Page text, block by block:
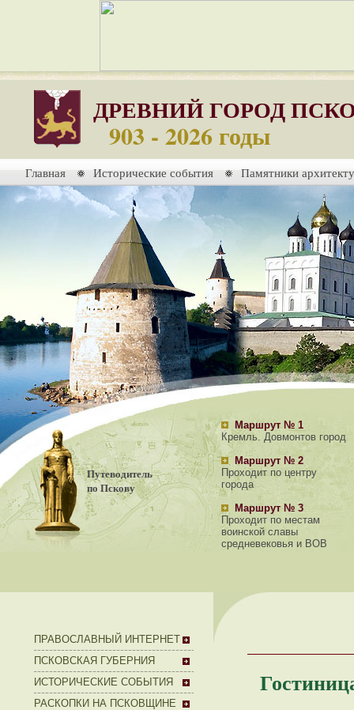
ДРЕВНИЙ ГОРОД
903 - 2026 годы
Главная Исторические события Памятники
Путеводитель
по Пскову
Маршрут № 1
Кремль. Довмонтов город
Маршрут № 2
Проходит по центру
города
Маршрут № 3
Проходит по местам
воинской славы
средневековья и ВОВ
ПРАВОСЛАВНЫЙ ИНТЕРНЕТ
ПСКОВСКАЯ ГУБЕРНИЯ
ИСТОРИЧЕСКИЕ СОБЫТИЯ
РАСКОПКИ НА ПСКОВЩИНЕ